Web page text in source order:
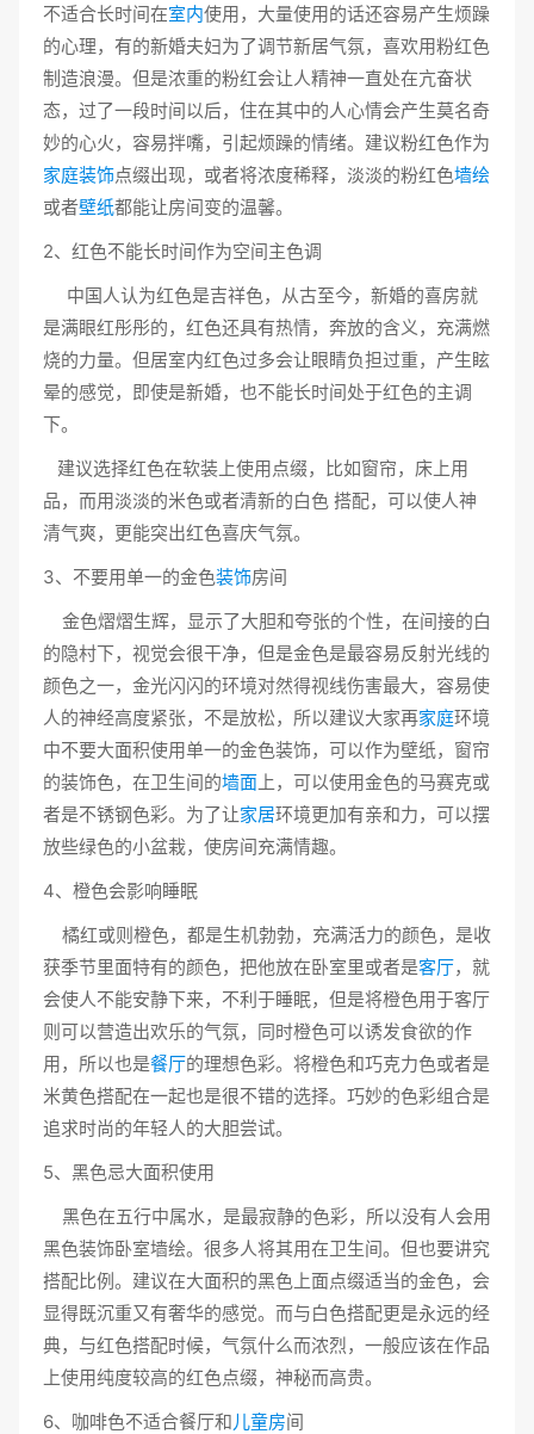
不适合长时间在室内使用，大量使用的话还容易产生烦躁
的心理，有的新婚夫妇为了调节新居气氛，喜欢用粉红色
制造浪漫。但是浓重的粉红会让人精神一直处在亢奋状
态，过了一段时间以后，住在其中的人心情会产生莫名奇
妙的心火，容易拌嘴，引起烦躁的情绪。建议粉红色作为
家庭装饰点缀出现，或者将浓度稀释，淡淡的粉红色墙绘
或者壁纸都能让房间变的温馨。
2、红色不能长时间作为空间主色调
中国人认为红色是吉祥色，从古至今，新婚的喜房就
是满眼红彤彤的，红色还具有热情，奔放的含义，充满燃
烧的力量。但居室内红色过多会让眼睛负担过重，产生眩
晕的感觉，即使是新婚，也不能长时间处于红色的主调
下。
建议选择红色在软装上使用点缀，比如窗帘，床上用
品，而用淡淡的米色或者清新的白色 搭配，可以使人神
清气爽，更能突出红色喜庆气氛。
3、不要用单一的金色装饰房间
金色熠熠生辉，显示了大胆和夸张的个性，在间接的白
的隐村下，视觉会很干净，但是金色是最容易反射光线的
颜色之一，金光闪闪的环境对然得视线伤害最大，容易使
人的神经高度紧张，不是放松，所以建议大家再家庭环境
中不要大面积使用单一的金色装饰，可以作为壁纸，窗帘
的装饰色，在卫生间的墙面 上，可以使用金色的马赛克或
者是不锈钢色彩。为了让家居环境更加有亲和力，可以摆
放些绿色的小盆栽，使房间充满情趣。
4、橙色会影响睡眠
橘红或则橙色，都是生机勃勃，充满活力的颜色，是收
获季节里面特有的颜色，把他放在卧室里或者是客厅，就
会使人不能安静下来，不利于睡眠，但是将橙色用于客厅
则可以营造出欢乐的气氛，同时橙色可以诱发食欲的作
用，所以也是餐厅的理想色彩。将橙色和巧克力色或者是
米黄色搭配在一起也是很不错的选择。巧妙的色彩组合是
追求时尚的年轻人的大胆尝试。
5、黑色忌大面积使用
黑色在五行中属水，是最寂静的色彩，所以没有人会用
黑色装饰卧室墙绘。很多人将其用在卫生间。但也要讲究
搭配比例。建议在大面积的黑色上面点缀适当的金色，会
显得既沉重又有奢华的感觉。而与白色搭配更是永远的经
典，与红色搭配时候，气氛什么而浓烈，一般应该在作品
上使用纯度较高的红色点缀，神秘而高贵。
6、咖啡色不适合餐厅和儿童房间